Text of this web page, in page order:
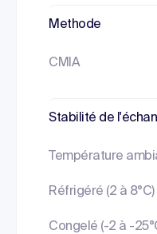
Methode
CMIA
Stabilité de
Température
Réfrigéré (2 à
Congelé (-2 à -